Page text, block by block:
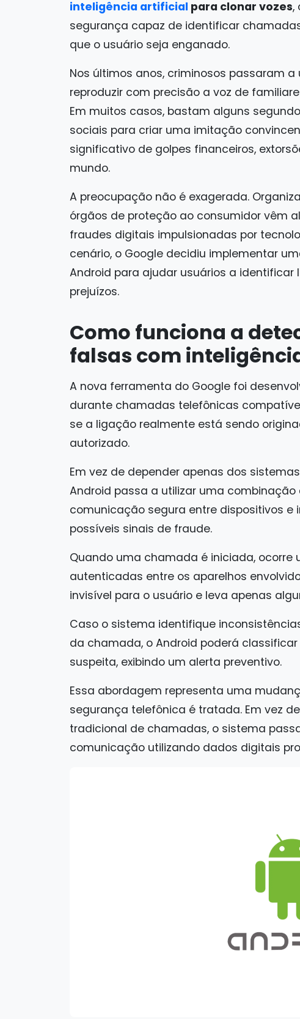
inteligência artificial para clonar vozes,
segurança capaz de identificar
que o usuário seja enganado.
Nos últimos anos, criminosos passaram
reproduzir com precisão a voz de
Em muitos casos, bastam alguns
sociais para criar uma imitação
significativo de golpes financeiros,
mundo.
A preocupação não é exagerada.
órgãos de proteção ao consumidor vêm
fraudes digitais impulsionadas por
cenário, o Google decidiu implementar
Android para ajudar usuários a
prejuízos.
Como funciona a
falsas com
A nova ferramenta do Google foi
durante chamadas telefônicas
se a ligação realmente está sendo
autorizado.
Em vez de depender apenas dos
Android passa a utilizar uma combinação
comunicação segura entre dispositivos
possíveis sinais de fraude.
Quando uma chamada é iniciada, ocorre
autenticadas entre os aparelhos
invisível para o usuário e leva apenas
Caso o sistema identifique
da chamada, o Android poderá
suspeita, exibindo um alerta preventivo.
Essa abordagem representa uma
segurança telefônica é tratada. Em vez
tradicional de chamadas, o sistema
comunicação utilizando dados digitais